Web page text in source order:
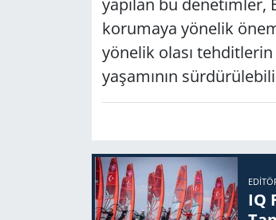
yapılan bu denetimler,
korumaya yönelik
yönelik olası
yaşamının
IQ